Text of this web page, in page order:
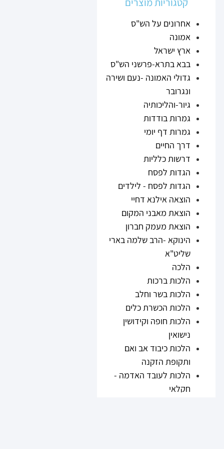
אחרונים על הש"ס
אמונה
ארץ ישראל
בבא בתרא-פרשני הש"ס
גדולי האמונה -נעם ושירה
ונגרובר
גיור-והליכותיה
גמרות בודדות
גמרות דף יומי
דרך החיים
דרשות כלליות
הגדות לפסח
הגדות לפסח - לילדים
הוצאה אילנא דחיי
הוצאת מאבני המקום
הוצאת מעמק חברון
הינוקא -הרב שלמה בארי
שליט"א
הלכה
הלכות ברכות
הלכות בשר וחלב
הלכות הכשרת כלים
הלכות חופה וקידושין
נישואין
הלכות כיבוד אב ואם
ותקופת הזקנה
הלכות לעובד האדמה -
חקלאי